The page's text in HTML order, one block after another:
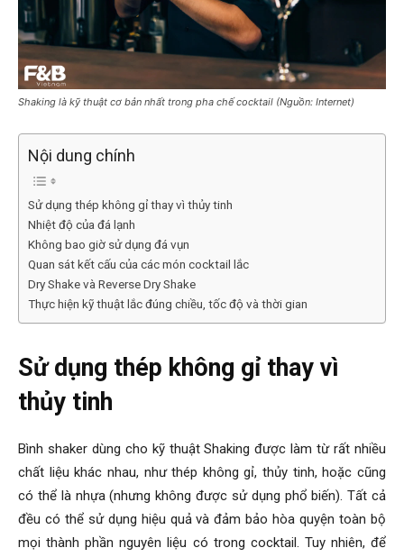
Shaking là kỹ thuật cơ bản nhất trong pha chế cocktail (Nguồn: Internet)
Nội dung chính
Sử dụng thép không gỉ thay vì thủy tinh
Nhiệt độ của đá lạnh
Không bao giờ sử dụng đá vụn
Quan sát kết cấu của các món cocktail lắc
Dry Shake và Reverse Dry Shake
Thực hiện kỹ thuật lắc đúng chiều, tốc độ và thời gian
Sử dụng thép không gỉ thay vì
thủy tinh
Bình shaker dùng cho kỹ thuật Shaking được làm từ rất nhiều
chất liệu khác nhau, như thép không gỉ, thủy tinh, hoặc cũng
có thể là nhựa (nhưng không được sử dụng phổ biến). Tất cả
đều có thể sử dụng hiệu quả và đảm bảo hòa quyện toàn bộ
mọi thành phần nguyên liệu có trong cocktail. Tuy nhiên, để